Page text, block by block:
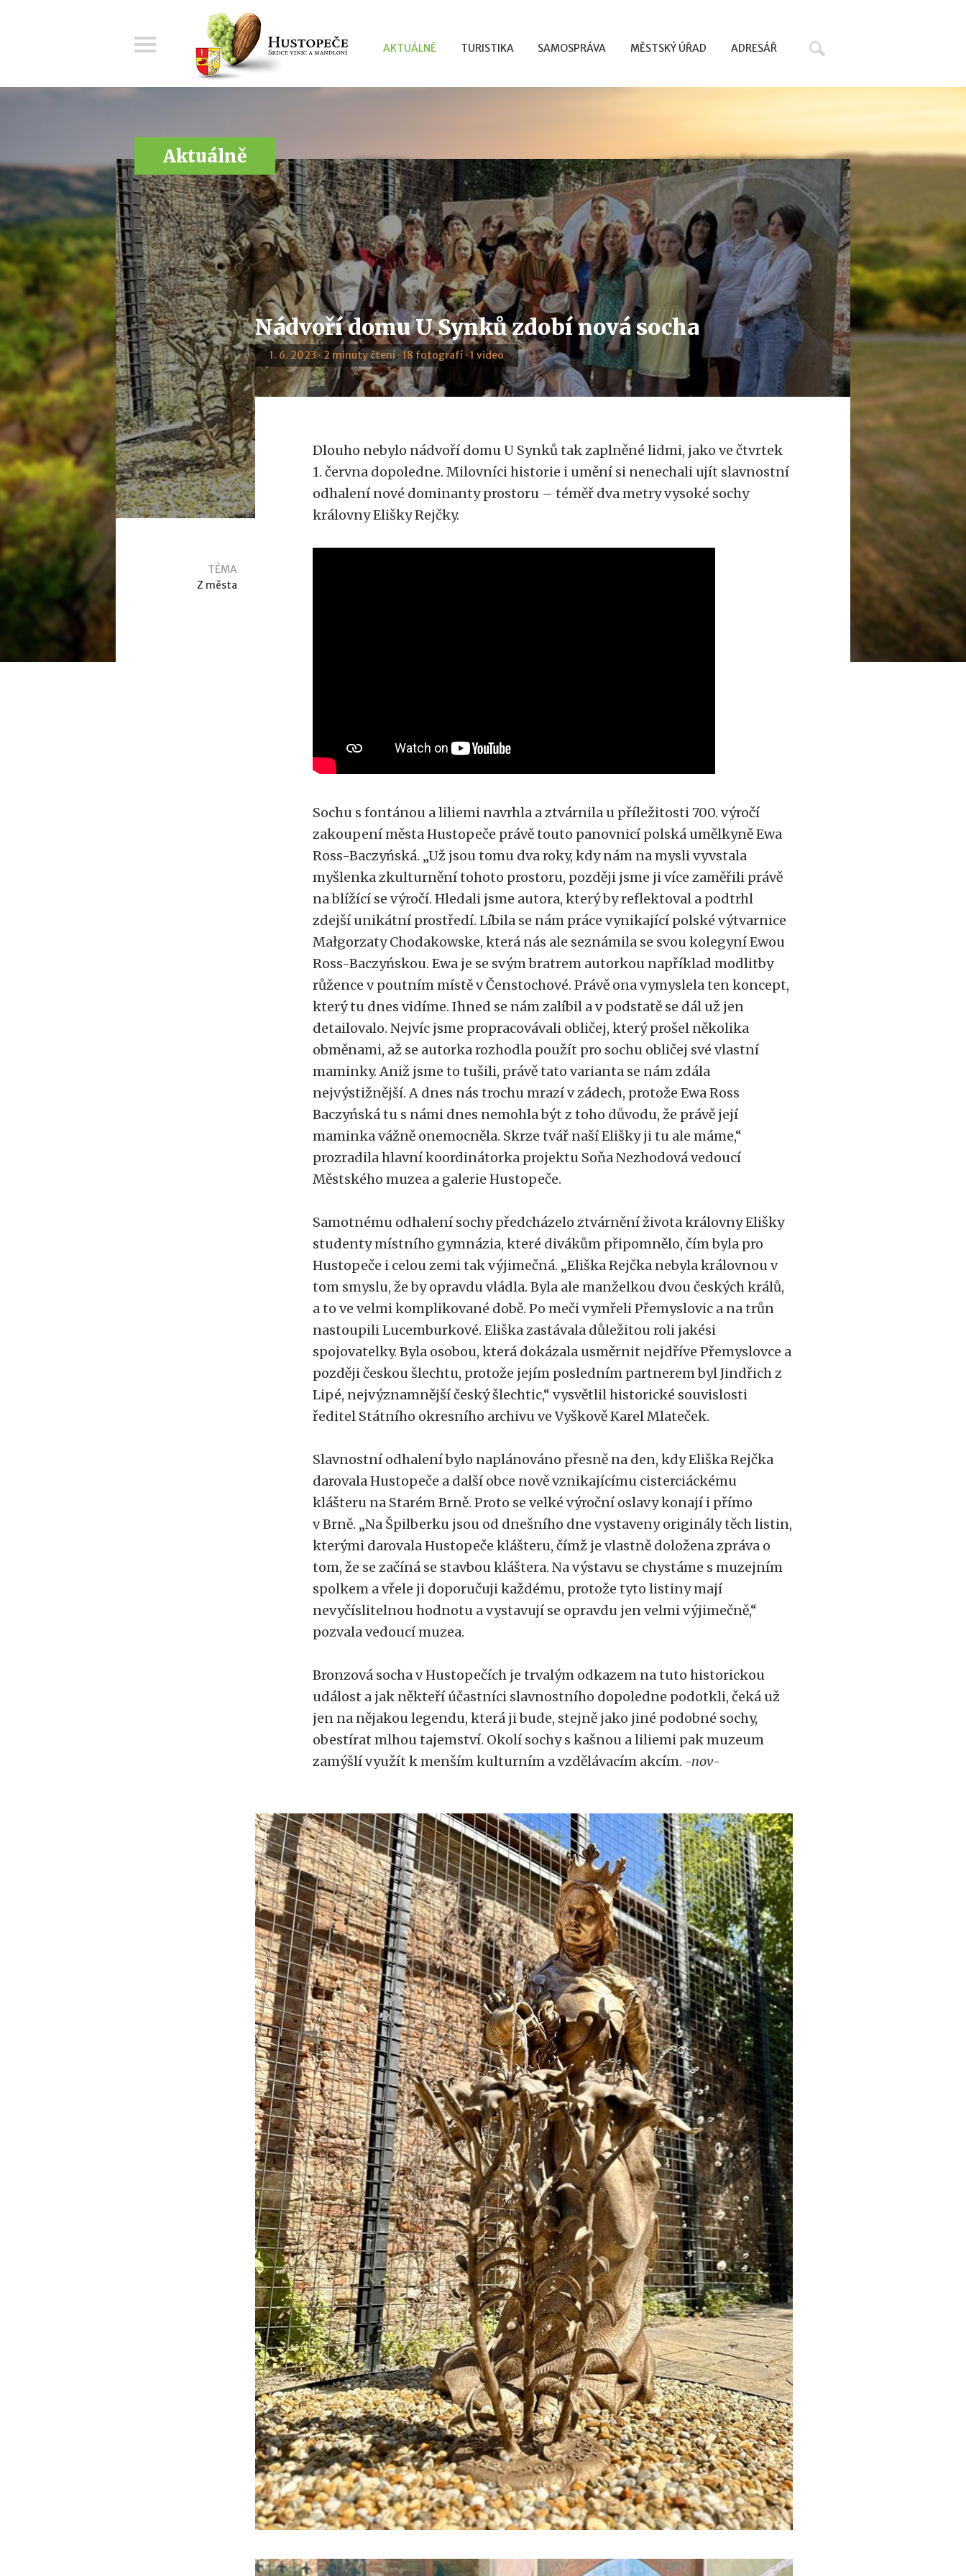
AKTUÁLNĚ TURISTIKA SAMOSPRÁVA MĚSTSKÝ ÚŘAD ADRESÁŘ
Aktuálně
Nádvoří domu U Synků zdobí nová socha
1. 6. 2023 · 2 minuty čtení · 18 fotografí · 1 video
TÉMA
Z města
Dlouho nebylo nádvoří domu U Synků tak zaplněné lidmi, jako ve čtvrtek
1. června dopoledne. Milovníci historie i umění si nenechali ujít slavnostní
odhalení nové dominanty prostoru – téměř dva metry vysoké sochy
královny Elišky Rejčky.
Sochu s fontánou a liliemi navrhla a ztvárnila u příležitosti 700. výročí
zakoupení města Hustopeče právě touto panovnicí polská umělkyně Ewa
Ross-Baczyńská. „Už jsou tomu dva roky, kdy nám na mysli vyvstala
myšlenka zkulturnění tohoto prostoru, později jsme ji více zaměřili právě
na blížící se výročí. Hledali jsme autora, který by reflektoval a podtrhl
zdejší unikátní prostředí. Líbila se nám práce vynikající polské výtvarnice
Małgorzaty Chodakowske, která nás ale seznámila se svou kolegyní Ewou
Ross-Baczyńskou. Ewa je se svým bratrem autorkou například modlitby
růžence v poutním místě v Čenstochové. Právě ona vymyslela ten koncept,
který tu dnes vidíme. Ihned se nám zalíbil a v podstatě se dál už jen
detailovalo. Nejvíc jsme propracovávali obličej, který prošel několika
obměnami, až se autorka rozhodla použít pro sochu obličej své vlastní
maminky. Aniž jsme to tušili, právě tato varianta se nám zdála
nejvýstižnější. A dnes nás trochu mrazí v zádech, protože Ewa Ross
Baczyńská tu s námi dnes nemohla být z toho důvodu, že právě její
maminka vážně onemocněla. Skrze tvář naší Elišky ji tu ale máme,“
prozradila hlavní koordinátorka projektu Soňa Nezhodová vedoucí
Městského muzea a galerie Hustopeče.
Samotnému odhalení sochy předcházelo ztvárnění života královny Elišky
studenty místního gymnázia, které divákům připomnělo, čím byla pro
Hustopeče i celou zemi tak výjimečná. „Eliška Rejčka nebyla královnou v
tom smyslu, že by opravdu vládla. Byla ale manželkou dvou českých králů,
a to ve velmi komplikované době. Po meči vymřeli Přemyslovic a na trůn
nastoupili Lucemburkové. Eliška zastávala důležitou roli jakési
spojovatelky. Byla osobou, která dokázala usměrnit nejdříve Přemyslovce a
později českou šlechtu, protože jejím posledním partnerem byl Jindřich z
Lipé, nejvýznamnější český šlechtic,“ vysvětlil historické souvislosti
ředitel Státního okresního archivu ve Vyškově Karel Mlateček.
Slavnostní odhalení bylo naplánováno přesně na den, kdy Eliška Rejčka
darovala Hustopeče a další obce nově vznikajícímu cisterciáckému
klášteru na Starém Brně. Proto se velké výroční oslavy konají i přímo
v Brně. „Na Špilberku jsou od dnešního dne vystaveny originály těch listin,
kterými darovala Hustopeče klášteru, čímž je vlastně doložena zpráva o
tom, že se začíná se stavbou kláštera. Na výstavu se chystáme s muzejním
spolkem a vřele ji doporučuji každému, protože tyto listiny mají
nevyčíslitelnou hodnotu a vystavují se opravdu jen velmi výjimečně,“
pozvala vedoucí muzea.
Bronzová socha v Hustopečích je trvalým odkazem na tuto historickou
událost a jak někteří účastníci slavnostního dopoledne podotkli, čeká už
jen na nějakou legendu, která ji bude, stejně jako jiné podobné sochy,
obestírat mlhou tajemství. Okolí sochy s kašnou a liliemi pak muzeum
zamýšlí využít k menším kulturním a vzdělávacím akcím. -nov-